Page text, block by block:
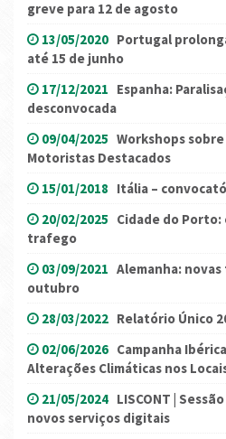
greve para 12 de agosto
13/05/2020 Portugal
até 15 de junho
17/12/2021 Espanha:
desconvocada
09/04/2025 Workshops
Motoristas Destacados
15/01/2018 Itália –
20/02/2025 Cidade do
trafego
03/09/2021 Alemanha:
outubro
28/03/2022 Relatório Único
02/06/2026 Campanha
Alterações Climáticas nos
21/05/2024 LISCONT |
novos serviços digitais